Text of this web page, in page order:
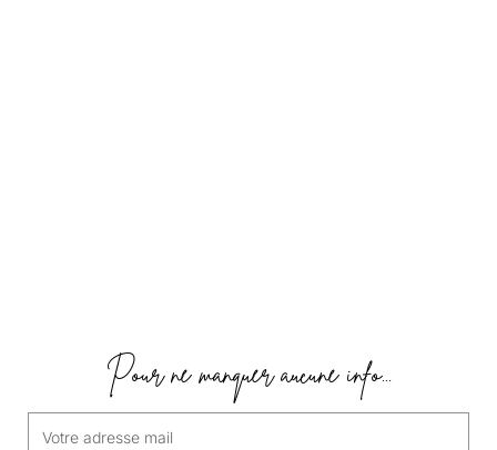
Pour ne manquer aucune info...